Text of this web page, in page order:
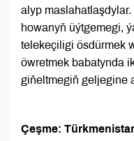
alyp
howanyň üýtgemegi,
telekeçiligi ösdürmek
öwretmek babatynda
giňeltmegiň geljegine
Çeşme: